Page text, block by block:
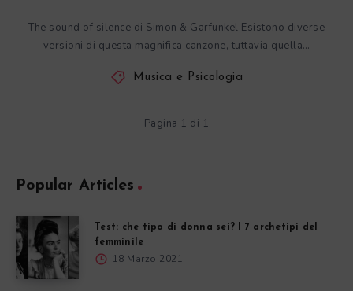
The sound of silence di Simon & Garfunkel Esistono diverse
versioni di questa magnifica canzone, tuttavia quella…
Musica e Psicologia
Pagina 1 di 1
Popular Articles
Test: che tipo di donna sei? I 7 archetipi del
femminile
18 Marzo 2021